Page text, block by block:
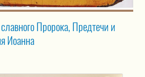
Пророка, Предтечи и
Иоанна